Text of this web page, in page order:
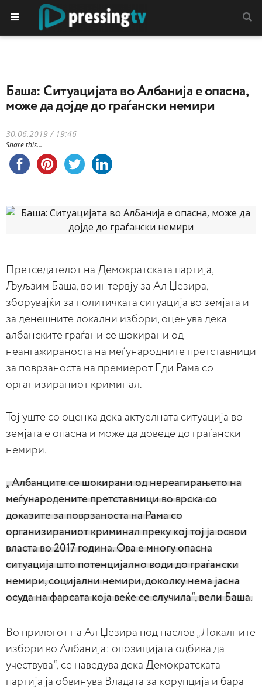
Баша: Ситуацијата во Албанија е опасна,
може да дојде до граѓански немири
30.06.2019 / 19:46
Share this...
Претседателот на Демократската партија,
Љуљзим Баша, во интервју за Ал Џезира,
зборувајќи за политичката ситуација во земјата и
за денешните локални избори, оценува дека
албанските граѓани се шокирани од
неангажираноста на меѓународните претставници
за поврзаноста на премиерот Еди Рама со
организираниот криминал.
Тој уште со оценка дека актуелната ситуација во
земјата е опасна и може да доведе до граѓански
немири.
„ Албанците се шокирани од нереагирањето на
меѓународените претставници во врска со
доказите за поврзаноста на Рама со
организираниот криминал преку кој тој ја освои
власта во 2017 година. Ова е многу опасна
ситуација што потенцијално води до граѓански
немири, социјални немири, доколку нема јасна
осуда на фарсата која веќе се случила“, вели Баша.
Во прилогот на Ал Џезира под наслов „Локалните
избори во Албанија: опозицијата одбива да
учествува“, се наведува дека Демократската
партија ја обвинува Владата за корупција и бара